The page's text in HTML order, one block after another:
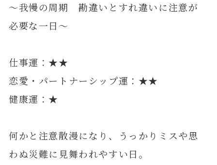
～我慢の周期 勘違いとすれ違いに注意が
必要な一日～
仕事運：★★
恋愛・パートナーシップ運：★★
健康運：★
何かと注意散漫になり、うっかりミスや思
わぬ災難に見舞われやすい日。